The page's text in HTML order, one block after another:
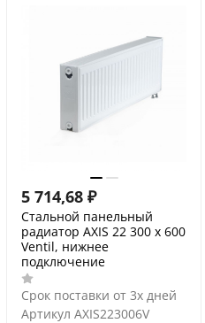
5 714,68 ₽
Стальной панельный
радиатор AXIS 22 300 x 600
Ventil, нижнее
подключение
Срок поставки от 3х дней
Артикул AXIS223006V